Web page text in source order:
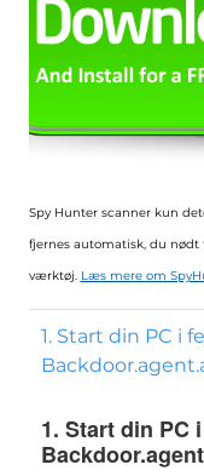
Spy Hunter scanner kun
fjernes automatisk, du
værktøj. Læs mere om
1. Start din PC i
1. Start din